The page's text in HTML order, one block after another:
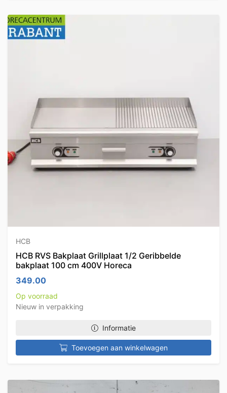
HCB
HCB RVS Bakplaat Grillplaat 1/2 Geribbelde
bakplaat 100 cm 400V Horeca
349.00
Op voorraad
Nieuw in verpakking
Informatie
Toevoegen aan winkelwagen